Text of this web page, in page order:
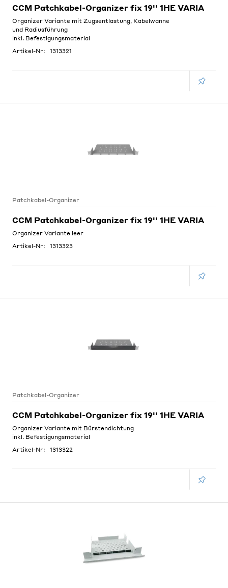
CCM Patchkabel-Organizer fix 19'' 1HE VARIA
Organizer Variante mit Zugsentlastung, Kabelwanne
und Radiusführung
inkl. Befestigungsmaterial
Artikel-Nr:
1313321
Patchkabel-Organizer
CCM Patchkabel-Organizer fix 19'' 1HE VARIA
Organizer Variante leer
Artikel-Nr:
1313323
Patchkabel-Organizer
CCM Patchkabel-Organizer fix 19'' 1HE VARIA
Organizer Variante mit Bürstendichtung
inkl. Befestigungsmaterial
Artikel-Nr:
1313322